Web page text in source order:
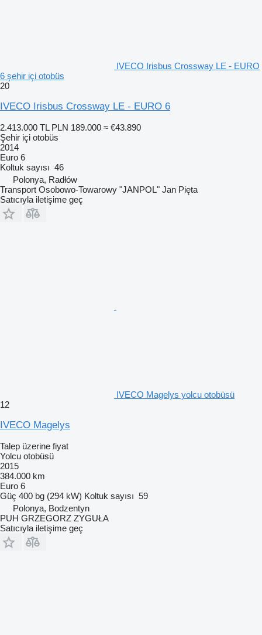
IVECO Irisbus Crossway LE - EURO
6 şehir içi otobüs
20
IVECO Irisbus Crossway LE - EURO 6
2.413.000 TL PLN 189.000 ≈ €43.890
Şehir içi otobüs
2014
Euro 6
Koltuk sayısı 46
Polonya, Radłów
Transport Osobowo-Towarowy "JANPOL" Jan Pięta
Satıcıyla iletişime geç
IVECO Magelys yolcu otobüsü
12
IVECO Magelys
Talep üzerine fiyat
Yolcu otobüsü
2015
384.000 km
Euro 6
Güç 400 bg (294 kW) Koltuk sayısı 59
Polonya, Bodzentyn
PUH GRZEGORZ ZYGUŁA
Satıcıyla iletişime geç